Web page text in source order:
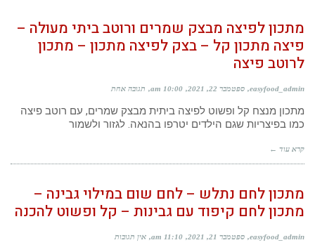
מתכון לפיצה מבצק שמרים ורוטב ביתי מעולה –
פיצה מתכון קל – בצק לפיצה מתכון – מתכון
לרוטב פיצה
easyfood_admin ספטמבר 22, 2021 10:00 am תגובה אחת
מתכון מנצח קל ופשוט לפיצה ביתית מבצק שמרים, עם רוטב פיצה
כמו בפיצריות שגם הילדים יטרפו בהנאה. לגזור ולשמור
קרא עוד ←
מתכון לחם נתלש – לחם שום במילוי גבינה –
מתכון לחם קיפוד עם גבינות – קל ופשוט להכנה
easyfood_admin ספטמבר 21, 2021 11:10 am אין תגובות